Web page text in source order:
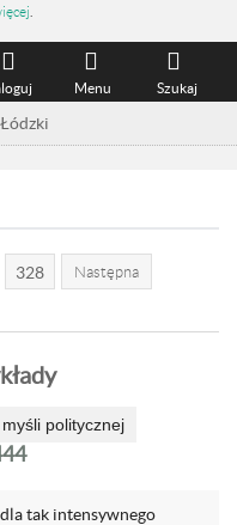
Szukaj
Menu
328 Następna
politycznej
tak intensywnego